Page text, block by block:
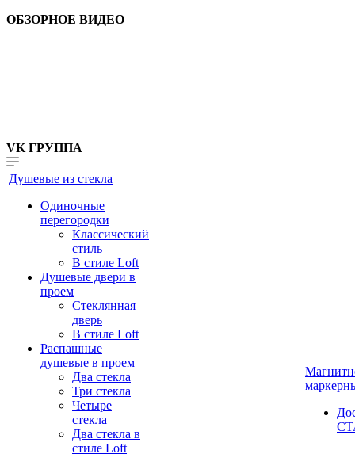
ОБЗОРНОЕ ВИДЕО
VK ГРУППА
Душевые из стекла
Одиночные
перегородки
Классический
стиль
В стиле Loft
Душевые двери в
проем
Стеклянная
дверь
В стиле Loft
Распашные
душевые в проем
Два стекла
Три стекла
Четыре
стекла
Два стекла в
стиле Loft